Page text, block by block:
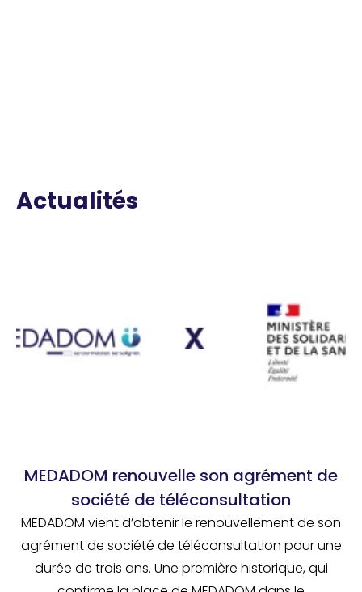
Actualités
MEDADOM renouvelle son agrément de
société de téléconsultation
MEDADOM vient d’obtenir le renouvellement de son
agrément de société de téléconsultation pour une
durée de trois ans. Une première historique, qui